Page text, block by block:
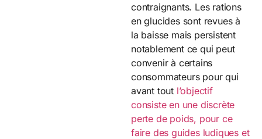
contraignants. Les rations
en glucides sont revues à
la baisse mais persistent
notablement ce qui peut
convenir à certains
consommateurs pour qui
avant tout l’objectif
consiste en une discrète
perte de poids, pour ce
faire des guides ludiques et